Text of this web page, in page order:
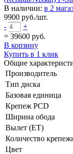
В наличии: в 2
9900 руб./шт.
-
+
= 39600 руб.
В корзину
Купить в 1 клик
Общие
Производитель
Тип диска
Базовая единица
Крепеж PCD
Ширина обода
Вылет (ET)
Количество
Цвет